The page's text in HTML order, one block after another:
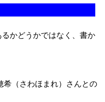
かどうかではなく、書か
（さわほまれ）さんとの